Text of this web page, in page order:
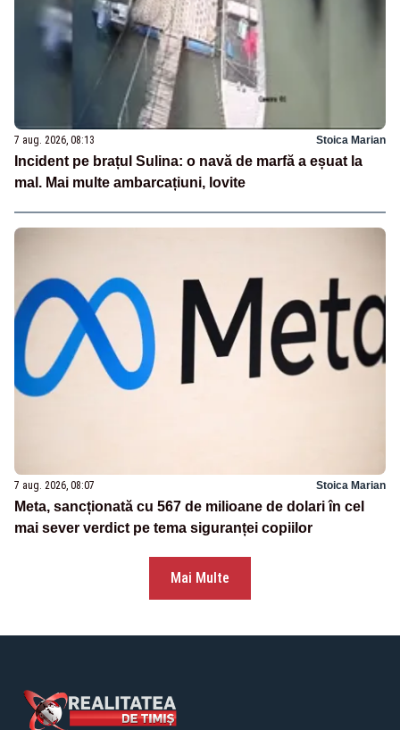
7 aug. 2026, 08:13 Stoica Marian
Incident pe brațul Sulina: o navă de marfă a eșuat la
mal. Mai multe ambarcațiuni, lovite
7 aug. 2026, 08:07 Stoica Marian
Meta, sancționată cu 567 de milioane de dolari în cel
mai sever verdict pe tema siguranței copiilor
Mai Multe